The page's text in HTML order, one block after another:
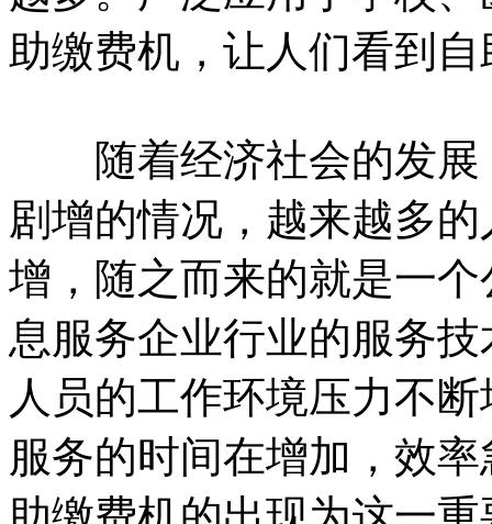
助缴费机，让人们看到
随着经济社会的发展
剧增的情况，越来越多
增，随之而来的就是一
息服务企业行业的服务
人员的工作环境压力不
服务的时间在增加，效